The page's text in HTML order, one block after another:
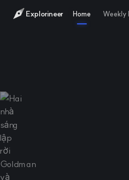
Explorineer Home Weekly